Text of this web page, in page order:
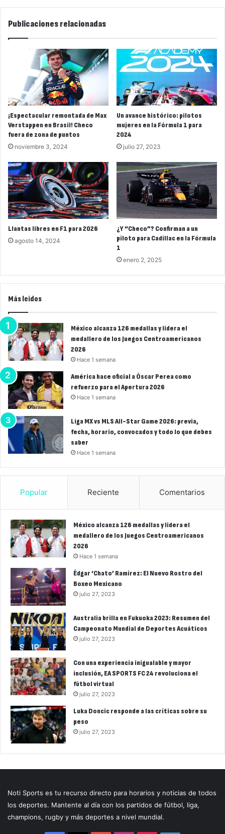
Publicaciones relacionadas
¡Espectacular remontada de Max
Verstappen en Brasil! Checo
fuera de zona de puntos
noviembre 3, 2024
Un avance histórico: pilotos
mujeres en la Fórmula 1 para
2024
julio 27, 2023
Llantas libres en F1 para 2026
agosto 14, 2024
¿Y “Checo”? Confirman a un
piloto para Cadillac en la Fórmula
1
enero 2, 2025
Más leídos
México alcanza 126 medallas y lidera el
medallero de los Juegos Centroamericanos
2026
Hace 1 semana
América hace oficial a Óscar Perea como
refuerzo para el Apertura 2026
Hace 1 semana
Liga MX vs MLS All-Star Game 2026: previa,
fecha, horario, convocados y todo lo que debes
saber
Hace 1 semana
Popular Reciente Comentarios
México alcanza 126 medallas y lidera el
medallero de los Juegos Centroamericanos
2026
Hace 1 semana
Édgar ‘Chato’ Ramírez: El Nuevo Rostro del
Boxeo Mexicano
julio 27, 2023
Australia brilla en Fukuoka 2023: Resumen del
Campeonato Mundial de Deportes Acuáticos
julio 27, 2023
Con una experiencia inigualable y mayor
inclusión, EA SPORTS FC 24 revoluciona el
fútbol virtual
julio 27, 2023
Luka Doncic responde a las críticas sobre su
peso
julio 27, 2023
Noti Sports es tu recurso directo para horarios y noticias de todos
los deportes. Mantente al día con los partidos de fútbol, liga,
champions, rugby y más deportes a nivel mundial.